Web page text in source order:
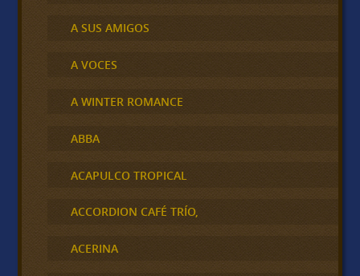
A SUS AMIGOS
A VOCES
A WINTER ROMANCE
ABBA
ACAPULCO TROPICAL
ACCORDION CAFÉ TRÍO,
ACERINA